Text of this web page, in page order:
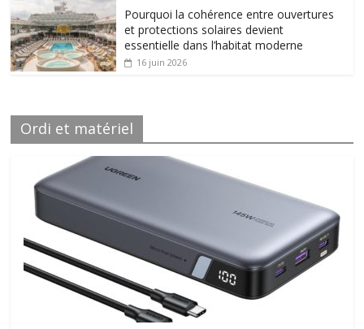
Pourquoi la cohérence entre ouvertures
et protections solaires devient
essentielle dans l’habitat moderne
16 juin 2026
Ordi et matériel